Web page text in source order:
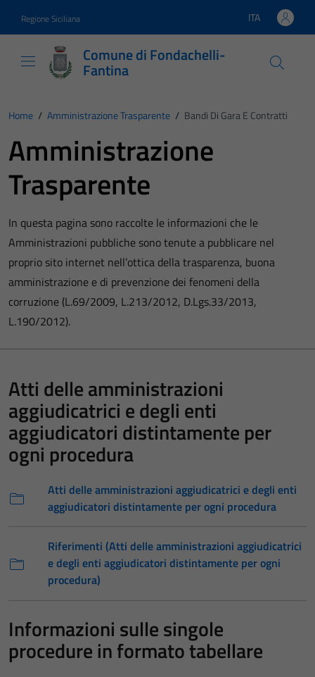
Regione Siciliana Lingua attiva:
ITA
Comune di Fondachelli-
Fantina
Home / Amministrazione Trasparente / Bandi Di Gara E Contratti
Amministrazione
Trasparente
In questa pagina sono raccolte le informazioni che le
Amministrazioni pubbliche sono tenute a pubblicare nel
proprio sito internet nell’ottica della trasparenza, buona
amministrazione e di prevenzione dei fenomeni della
corruzione (L.69/2009, L.213/2012, D.Lgs.33/2013,
L.190/2012).
Atti delle amministrazioni
aggiudicatrici e degli enti
aggiudicatori distintamente per
ogni procedura
Atti delle amministrazioni aggiudicatrici e degli enti
aggiudicatori distintamente per ogni procedura
Riferimenti (Atti delle amministrazioni aggiudicatrici
e degli enti aggiudicatori distintamente per ogni
procedura)
Informazioni sulle singole
procedure in formato tabellare